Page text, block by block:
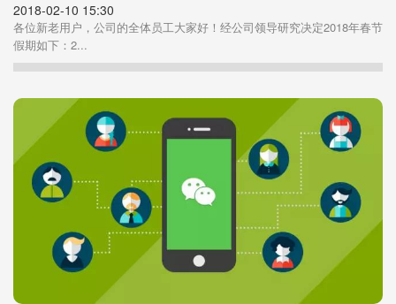
2018-02-10 15:30
各位新老用户，公司的全体员工大家好！经公司领导研究决定2018年春节
假期如下：2...